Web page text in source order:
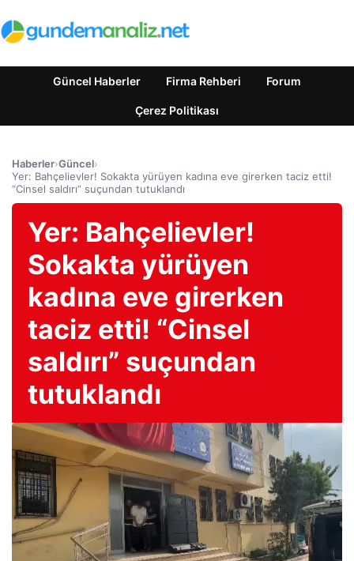
Güncel Haberler Firma Rehberi Forum
Çerez Politikası
Haberler›Güncel›
Yer: Bahçelievler! Sokakta yürüyen kadına eve girerken taciz etti!
“Cinsel saldırı” suçundan tutuklandı
Yer: Bahçelievler!
Sokakta yürüyen
kadına eve girerken
taciz etti! “Cinsel
saldırı” suçundan
tutuklandı